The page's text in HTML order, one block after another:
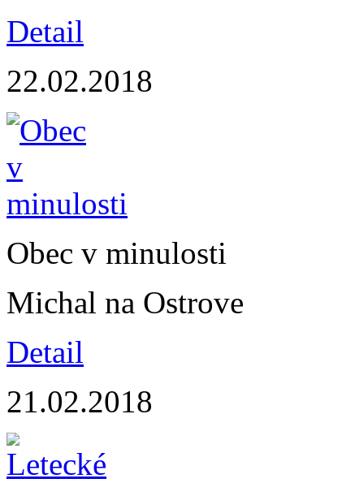
Detail
22.02.2018
Obec v minulosti
Michal na Ostrove
Detail
21.02.2018